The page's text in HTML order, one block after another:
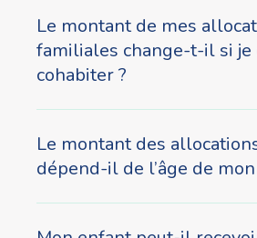
Le montant de mes
familiales change-t-il si je
cohabiter ?
Le montant des
dépend-il de l’âge de